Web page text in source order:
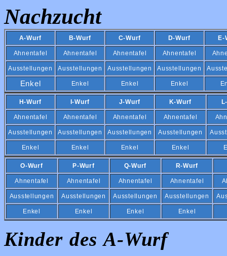
Nachzucht
A-Wurf B-Wurf C-Wurf D-Wurf E-
Ahnentafel Ahnentafel Ahnentafel Ahnentafel
Ausstellungen Ausstellungen Ausstellungen Ausstellungen
Enkel Enkel Enkel Enkel
H-Wurf I-Wurf J-Wurf K-Wurf
Ahnentafel Ahnentafel Ahnentafel Ahnentafel
Ausstellungen Ausstellungen Ausstellungen Ausstellungen
Enkel Enkel Enkel Enkel
O-Wurf P-Wurf Q-Wurf R-Wurf
Ahnentafel Ahnentafel Ahnentafel Ahnentafel
Ausstellungen Ausstellungen Ausstellungen Ausstellungen
Enkel Enkel Enkel Enkel
Kinder des A-Wurf